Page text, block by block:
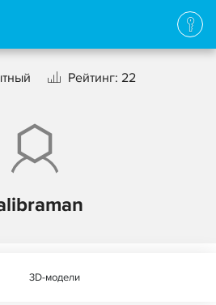
Рейтинг: 22
3D-модели